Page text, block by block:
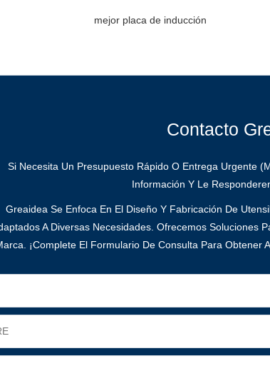
mejor placa de inducción
Contacto
Si Necesita Un Presupuesto Rápido O Entrega Urgente
Información Y Le
Greaidea Se Enfoca En El Diseño Y Fabricación De
A Diversas Necesidades. Ofrecemos Soluciones
¡Complete El Formulario De Consulta Para Obtener